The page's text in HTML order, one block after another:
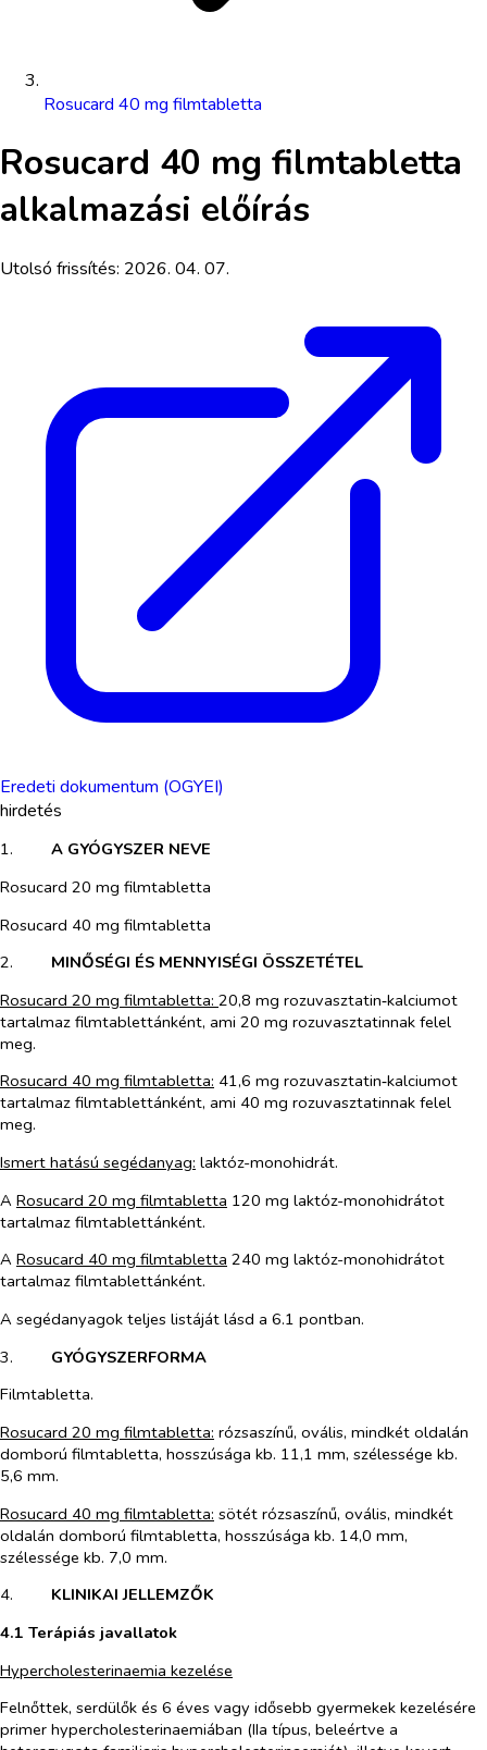
Rosucard 40 mg filmtabletta
Rosucard 40 mg filmtabletta
alkalmazási előírás
Utolsó frissítés: 2026. 04. 07.
Eredeti dokumentum (OGYEI)
hirdetés
1.​
A GYÓGYSZER NEVE
Rosucard 20 mg filmtabletta
Rosucard 40 mg filmtabletta
2.​
MINŐSÉGI ÉS MENNYISÉGI ÖSSZETÉTEL
Rosucard 20 mg filmtabletta: 20,8 mg rozuvasztatin‑kalciumot
tartalmaz filmtablettánként, ami 20 mg rozuvasztatinnak felel
meg.
Rosucard 40 mg filmtabletta: 41,6 mg rozuvasztatin‑kalciumot
tartalmaz filmtablettánként, ami 40 mg rozuvasztatinnak felel
meg.
Ismert hatású segédanyag: laktóz-monohidrát.
A Rosucard 20 mg filmtabletta 120 mg laktóz-monohidrátot
tartalmaz filmtablettánként.
A Rosucard 40 mg filmtabletta 240 mg laktóz-monohidrátot
tartalmaz filmtablettánként.
A segédanyagok teljes listáját lásd a 6.1 pontban.
3.​
GYÓGYSZERFORMA
Filmtabletta.
Rosucard 20 mg filmtabletta: rózsaszínű, ovális, mindkét oldalán
domború filmtabletta, hosszúsága kb. 11,1 mm, szélessége kb.
5,6 mm.
Rosucard 40 mg filmtabletta: sötét rózsaszínű, ovális, mindkét
oldalán domború filmtabletta, hosszúsága kb. 14,0 mm,
szélessége kb. 7,0 mm.
4.​
KLINIKAI JELLEMZŐK
4.1 Terápiás javallatok
Hypercholesterinaemia kezelése
Felnőttek, serdülők és 6 éves vagy idősebb gyermekek kezelésére
primer hypercholesterinaemiában (IIa típus, beleértve a